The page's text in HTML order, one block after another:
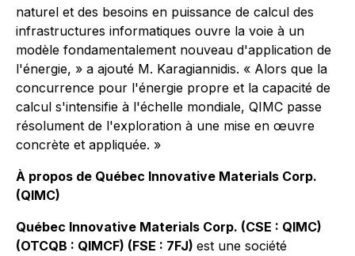
naturel et des besoins en puissance de calcul des
infrastructures informatiques ouvre la voie à un
modèle fondamentalement nouveau d'application de
l'énergie, » a ajouté M. Karagiannidis. « Alors que la
concurrence pour l'énergie propre et la capacité de
calcul s'intensifie à l'échelle mondiale, QIMC passe
résolument de l'exploration à une mise en œuvre
concrète et appliquée. »
À propos de Québec Innovative Materials Corp.
(QIMC)
Québec Innovative Materials Corp. (CSE : QIMC)
(OTCQB : QIMCF) (FSE : 7FJ) est une société